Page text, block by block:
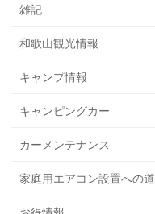
雑記
和歌山観光情報
キャンプ情報
キャンピングカー
カーメンテナンス
家庭用エアコン設置への道